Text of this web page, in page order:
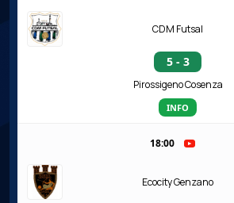
CDM Futsal
5 - 3
Pirossigeno Cosenza
INFO
18:00
Ecocity Genzano